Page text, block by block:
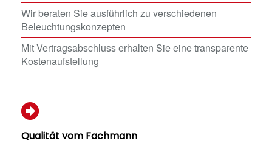
Wir beraten Sie ausführlich zu verschiedenen
Beleuchtungskonzepten
Mit Vertragsabschluss erhalten Sie eine transparente
Kostenaufstellung
Qualität vom Fachmann